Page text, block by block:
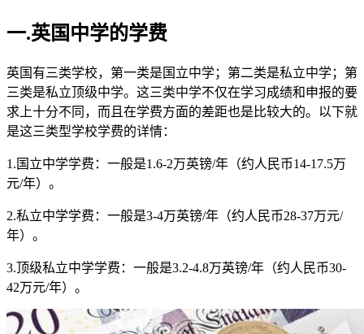
一.英国中学的学费
英国有三类学校，第一类是国立中学；第二类是私立中学；第
三类是私立顶级中学。这三类中学不仅在学习成绩和申报的要
求上十分不同，而且在学费方面的差距也是比较大的。以下就
是这三类型学校学费的详情：
1.国立中学学费：一般是1.6-2万英镑/年（约人民币14-17.5万
元/年）。
2.私立中学学费：一般是3-4万英镑/年（约人民币28-37万元/
年）。
3.顶级私立中学学费：一般是3.2-4.8万英镑/年（约人民币30-
42万元/年）。